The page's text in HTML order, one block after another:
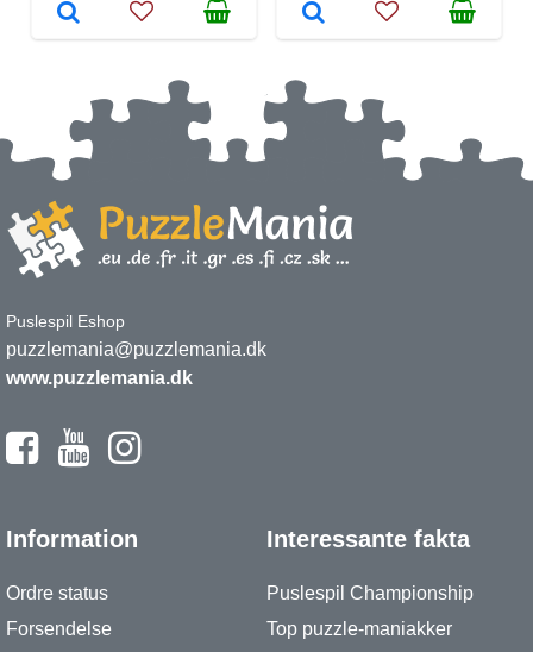
Puslespil Eshop
puzzlemania@puzzlemania.dk
www.puzzlemania.dk
Information
Ordre status
Forsendelse
Interessante fakta
Puslespil Championship
Top puzzle-maniakker